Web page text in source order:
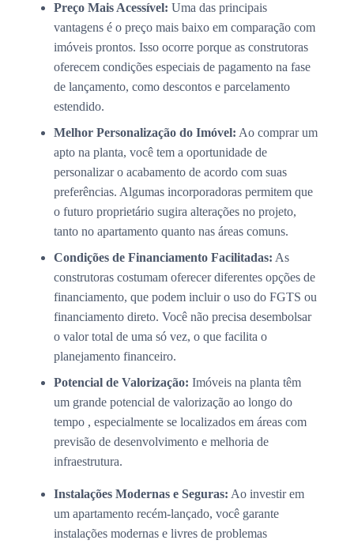
Preço Mais Acessível: Uma das principais
vantagens é o preço mais baixo em comparação com
imóveis prontos. Isso ocorre porque as construtoras
oferecem condições especiais de pagamento na fase
de lançamento, como descontos e parcelamento
estendido.
Melhor Personalização do Imóvel: Ao comprar um
apto na planta, você tem a oportunidade de
personalizar o acabamento de acordo com suas
preferências. Algumas incorporadoras permitem que
o futuro proprietário sugira alterações no projeto,
tanto no apartamento quanto nas áreas comuns.
Condições de Financiamento Facilitadas: As
construtoras costumam oferecer diferentes opções de
financiamento, que podem incluir o uso do FGTS ou
financiamento direto. Você não precisa desembolsar
o valor total de uma só vez, o que facilita o
planejamento financeiro.
Potencial de Valorização: Imóveis na planta têm
um grande potencial de valorização ao longo do
tempo , especialmente se localizados em áreas com
previsão de desenvolvimento e melhoria de
infraestrutura.
Instalações Modernas e Seguras: Ao investir em
um apartamento recém-lançado, você garante
instalações modernas e livres de problemas